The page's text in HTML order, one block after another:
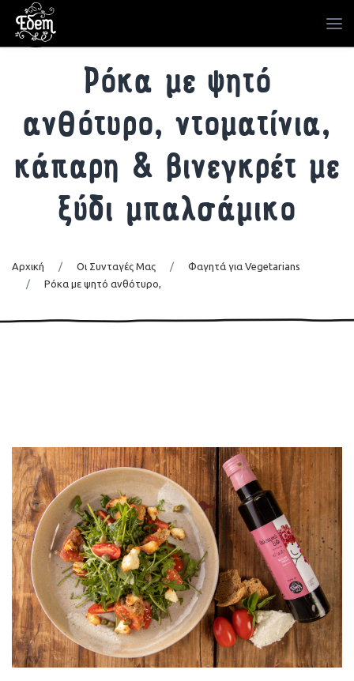
Ρόκα με ψητό
ανθότυρο, ντοματίνια,
κάπαρη & βινεγκρέτ με
ξύδι μπαλσάμικο
Αρχική / Οι Συνταγές Μας /
Φαγητά για Vegetarians
/
Ρόκα με ψητό ανθότυρο,